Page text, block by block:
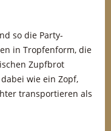
so die Party-
in Tropfenform, die
Zupfbrot
wie ein Zopf,
transportieren als